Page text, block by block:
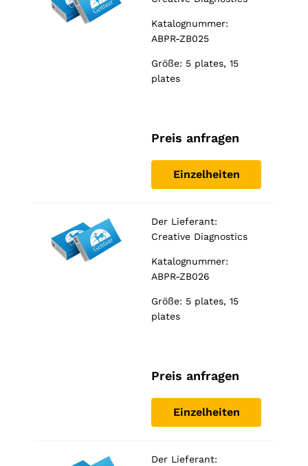
Katalognummer:
ABPR-ZB025
Größe: 5 plates, 15
plates
Preis anfragen
Einzelheiten
Der Lieferant:
Creative Diagnostics
Katalognummer:
ABPR-ZB026
Größe: 5 plates, 15
plates
Preis anfragen
Einzelheiten
Der Lieferant: